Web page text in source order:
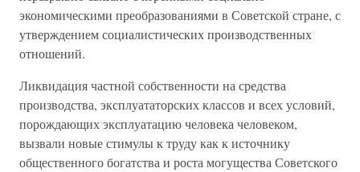
экономическими преобразованиями в Советской стране, с
утверждением социалистических производственных
отношений.
Ликвидация частной собственности на средства
производства, эксплуататорских классов и всех условий,
порождающих эксплуатацию человека человеком,
вызвали новые стимулы к труду как к источнику
общественного богатства и роста могущества Советского